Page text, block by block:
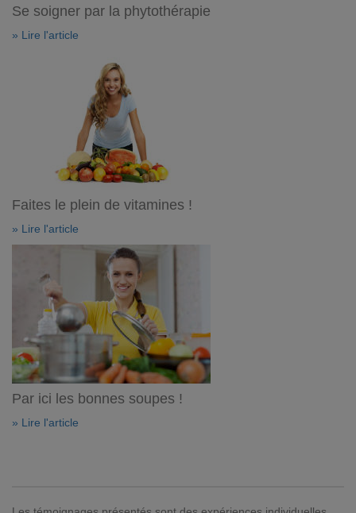
Se soigner par la phytothérapie
» Lire l'article
Faites le plein de vitamines !
» Lire l'article
Par ici les bonnes soupes !
» Lire l'article